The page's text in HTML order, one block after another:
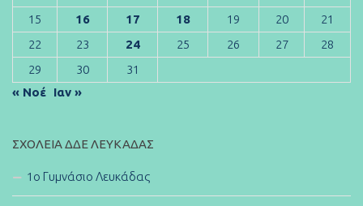
15
16 17 18 19 20
21
22
23 24 25 26 27
28
29
30
31
« Νοέ Ιαν »
ΣΧΟΛΕΊΑ ΔΔΕ ΛΕΥΚΆΔΑΣ
1ο Γυμνάσιο Λευκάδας